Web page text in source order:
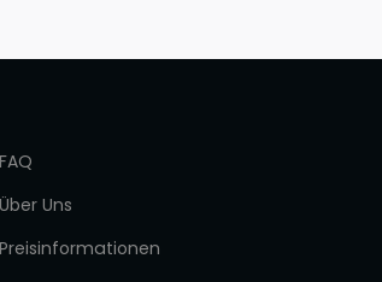
FAQ
Über Uns
Preisinformationen